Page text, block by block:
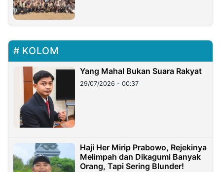
KOLOM
Yang Mahal Bukan Suara Rakyat
29/07/2026 - 00:37
Haji Her Mirip Prabowo, Rejekinya
Melimpah dan Dikagumi Banyak
Orang, Tapi Sering Blunder!